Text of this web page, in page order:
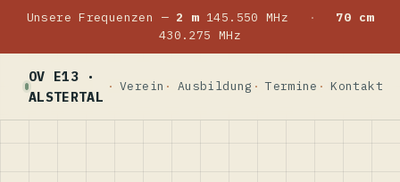
Unsere Frequenzen — 2 m145.550 MHz ·
70 cm
430.275 MHz
OV E13 ·
ALSTERTAL
Verein Ausbildung Termine Kontakt